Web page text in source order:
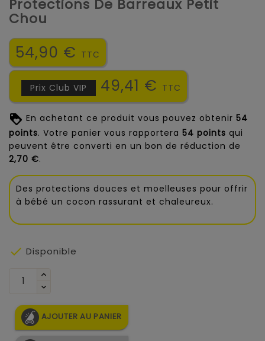
Protections De Barreaux Petit
Chou
54,90 € TTC
Prix Club VIP 49,41 € TTC
En achetant ce produit vous pouvez obtenir 54
points. Votre panier vous rapportera 54 points qui
peuvent être converti en un bon de réduction de
2,70 €.
Des protections douces et moelleuses pour offrir
à bébé un cocon rassurant et chaleureux.
 Disponible
AJOUTER AU PANIER